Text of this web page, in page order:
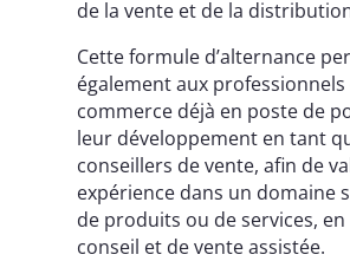
de la vente et de la
Cette formule d’alternance
également aux professionnels
commerce déjà en poste de
leur développement en tant
conseillers de vente, afin de
expérience dans un domaine
de produits ou de services,
conseil et de vente assistée.